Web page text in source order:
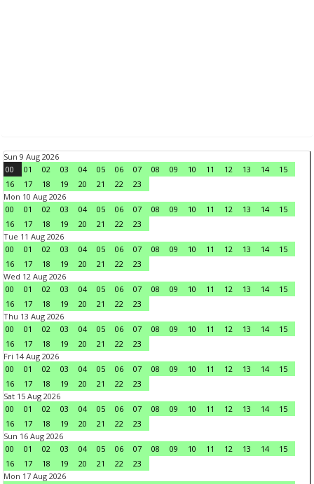
Sun 9 Aug 2026
00
01 02 03 04 05 06 07 08 09 10 11 12 13 14
15
16
17 18 19 20 21 22
23
Mon 10 Aug 2026
00
01 02 03 04 05 06 07 08 09 10 11 12 13 14
15
16
17 18 19 20 21 22
23
Tue 11 Aug 2026
00
01 02 03 04 05 06 07 08 09 10 11 12 13 14
15
16
17 18 19 20 21 22
23
Wed 12 Aug 2026
00
01 02 03 04 05 06 07 08 09 10 11 12 13 14
15
16
17 18 19 20 21 22
23
Thu 13 Aug 2026
00
01 02 03 04 05 06 07 08 09 10 11 12 13 14
15
16
17 18 19 20 21 22
23
Fri 14 Aug 2026
00
01 02 03 04 05 06 07 08 09 10 11 12 13 14
15
16
17 18 19 20 21 22
23
Sat 15 Aug 2026
00
01 02 03 04 05 06 07 08 09 10 11 12 13 14
15
16
17 18 19 20 21 22
23
Sun 16 Aug 2026
00
01 02 03 04 05 06 07 08 09 10 11 12 13 14
15
16
17 18 19 20 21 22
23
Mon 17 Aug 2026